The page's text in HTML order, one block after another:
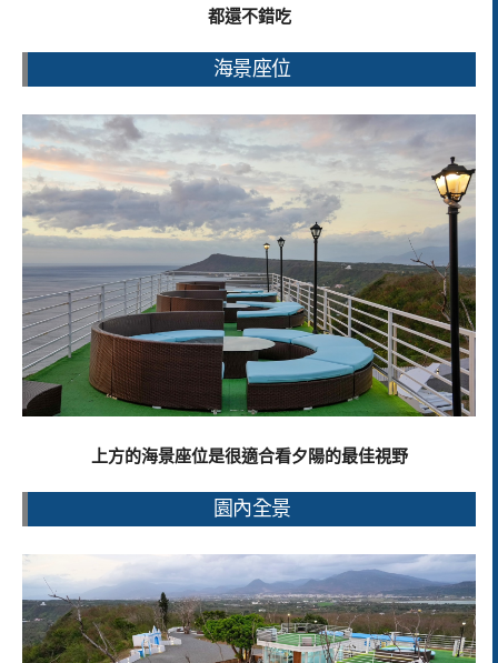
都還不錯吃
海景座位
上方的海景座位是很適合看夕陽的最佳視野
園內全景